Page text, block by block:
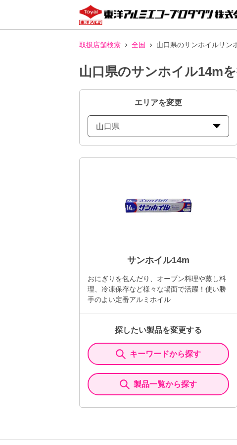
取扱店舗検索 全国 山口県のサンホイルサン
山口県のサンホイル14m
エリアを変更
山口県
サンホイル14m
おにぎりを包んだり、オーブン料理や蒸し料
理、冷凍保存など様々な場面で活躍！使い勝
手のよい定番アルミホイル
探したい製品を変更する
キーワードから探す
製品一覧から探す